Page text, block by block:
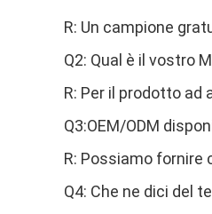
R: Un campione
Q2: Qual è il vostro
R: Per il prodotto ad
Q3:OEM/ODM
R: Possiamo fornire
Q4: Che ne dici del